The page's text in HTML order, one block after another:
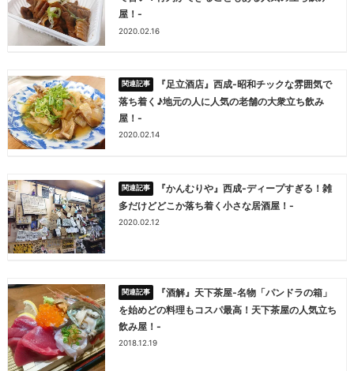
屋！-
2020.02.16
『足立酒店』西成-昭和チックな雰囲気で
落ち着く♪地元の人に人気の老舗の大衆立ち飲み
屋！-
2020.02.14
『かんむりや』西成-ディープすぎる！雑
多だけどどこか落ち着く小さな居酒屋！-
2020.02.12
『酒解』天下茶屋-名物「パンドラの箱」
を始めどの料理もコスパ最高！天下茶屋の人気立ち
飲み屋！-
2018.12.19